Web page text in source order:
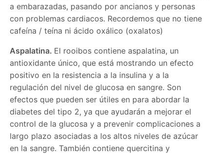
a embarazadas, pasando por ancianos y personas
con problemas cardiacos. Recordemos que no tiene
cafeína / teína ni ácido oxálico (oxalatos)
Aspalatina. El rooibos contiene aspalatina, un
antioxidante único, que está mostrando un efecto
positivo en la resistencia a la insulina y a la
regulación del nivel de glucosa en sangre. Son
efectos que pueden ser útiles en para abordar la
diabetes del tipo 2, ya que ayudarán a mejorar el
control de la glucosa y a prevenir complicaciones a
largo plazo asociadas a los altos niveles de azúcar
en la sangre. También contiene quercitina y